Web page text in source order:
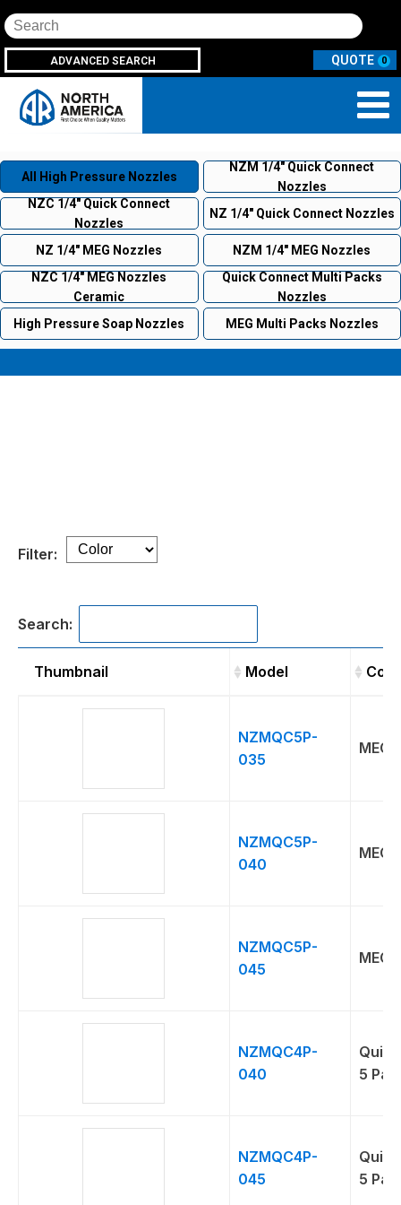
Search
ADVANCED SEARCH 0
All High Pressure Nozzles
NZM 1/4" Quick Connect
Nozzles
NZC 1/4" Quick Connect
Nozzles
NZ 1/4" Quick Connect Nozzles
NZ 1/4" MEG Nozzles
NZM 1/4" MEG Nozzles
NZC 1/4" MEG Nozzles
Ceramic
Quick Connect Multi Packs
Nozzles
High Pressure Soap Nozzles
MEG Multi Packs Nozzles
Filter:
Search:
Thumbnail Model
Thumbnail
NZMQC5P-
035
MEG
NZMQC5P-
040
MEG
NZMQC5P-
045
MEG
NZMQC4P-
040
5
NZMQC4P-
045
5